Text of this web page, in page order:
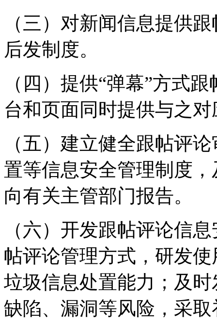
（三）对新闻信息提供
后发制度。
（四）提供“弹幕”方式
台和页面同时提供与之
（五）建立健全跟帖评
置等信息安全管理制度
向有关主管部门报告。
（六）开发跟帖评论信
帖评论管理方式，研发
垃圾信息处置能力；及
缺陷、漏洞等风险，采